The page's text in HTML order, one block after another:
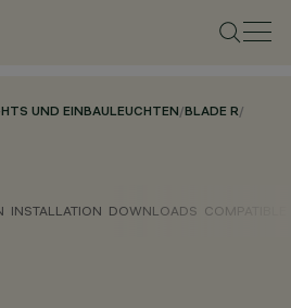
UND EINBAULEUCHTEN/BLADE R/
INSTALLATION DOWNLOADS